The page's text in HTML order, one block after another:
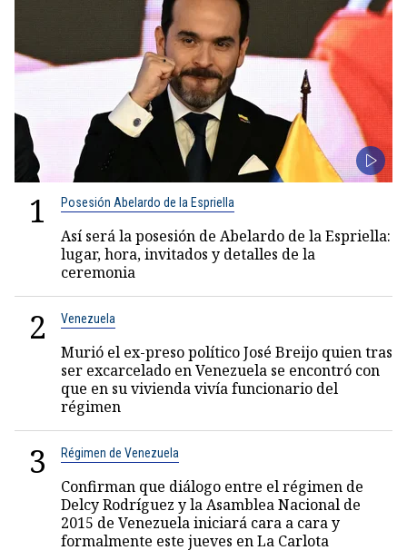
1 Posesión Abelardo de la Espriella
Así será la posesión de Abelardo de la Espriella:
lugar, hora, invitados y detalles de la
ceremonia
2 Venezuela
Murió el ex-preso político José Breijo quien tras
ser excarcelado en Venezuela se encontró con
que en su vivienda vivía funcionario del
régimen
3 Régimen de Venezuela
Confirman que diálogo entre el régimen de
Delcy Rodríguez y la Asamblea Nacional de
2015 de Venezuela iniciará cara a cara y
formalmente este jueves en La Carlota